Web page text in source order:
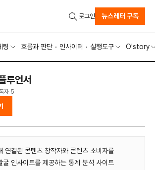
팅 흐름과 판단 인사이터 실행도구 O'story
로그인 뉴스레터 구독
루언서
자 5
연결된 콘텐츠 창작자와 콘텐츠 소비자를
굴 인사이트를 제공하는 통계 분석 사이트